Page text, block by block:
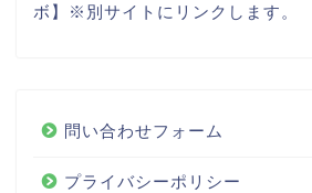
ボ】
※別サイトにリンクします。
問い合わせフォーム
プライバシーポリシー